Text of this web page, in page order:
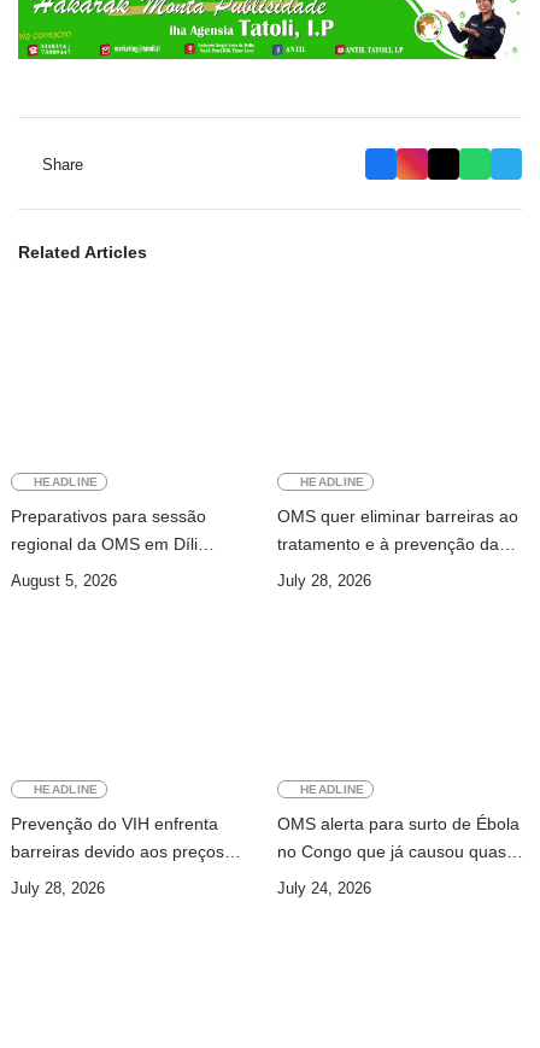
Share
Related Articles
HEADLINE
Preparativos para sessão
regional da OMS em Díli
apresentados ao Conselho de
August 5, 2026
HEADLINE
OMS quer eliminar barreiras ao
tratamento e à prevenção da
hepatite
July 28, 2026
HEADLINE
Prevenção do VIH enfrenta
barreiras devido aos preços
elevados dos medicamentos e à
July 28, 2026
HEADLINE
OMS alerta para surto de Ébola
no Congo que já causou quase
mil mortes
July 24, 2026